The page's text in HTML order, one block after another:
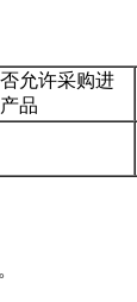
允许采购进
品